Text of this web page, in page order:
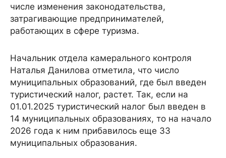
числе изменения законодательства,
затрагивающие предпринимателей,
работающих в сфере туризма.
Начальник отдела камерального контроля
Наталья Данилова отметила, что число
муниципальных образований, где был введен
туристический налог, растет. Так, если на
01.01.2025 туристический налог был введен в
14 муниципальных образованиях, то на начало
2026 года к ним прибавилось еще 33
муниципальных образования.